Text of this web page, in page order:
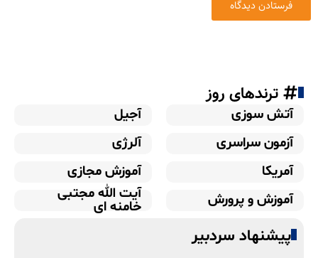
ترندهای روز
آتش سوزی
آجیل
آزمون سراسری
آلرژی
آمریکا
آموزش مجازی
آموزش و پرورش
آیت الله مجتبی
خامنه ای
پیشنهاد سردبیر